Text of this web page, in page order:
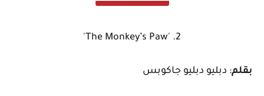
2. 'The Monkey’s Paw'
بقلم: دبليو دبليو جاكوبس